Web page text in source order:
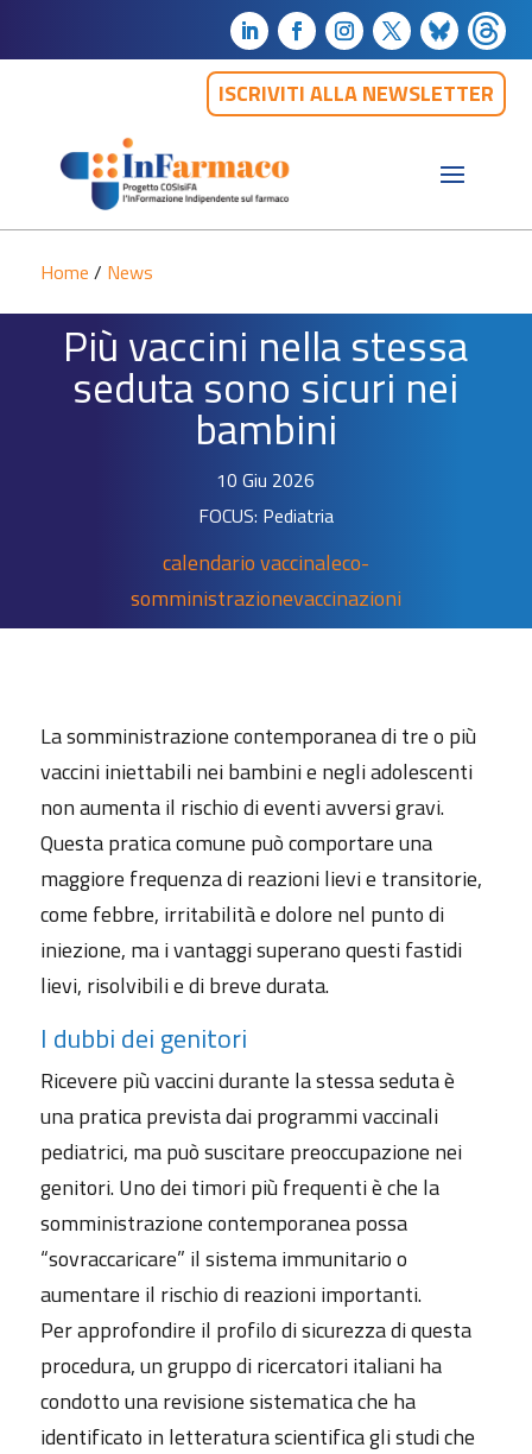
ISCRIVITI ALLA NEWSLETTER
Home / News
Più vaccini nella stessa
seduta sono sicuri nei
bambini
10 Giu 2026
FOCUS: Pediatria
calendario vaccinaleco-
somministrazionevaccinazioni
La somministrazione contemporanea di tre o più
vaccini iniettabili nei bambini e negli adolescenti
non aumenta il rischio di eventi avversi gravi.
Questa pratica comune può comportare una
maggiore frequenza di reazioni lievi e transitorie,
come febbre, irritabilità e dolore nel punto di
iniezione, ma i vantaggi superano questi fastidi
lievi, risolvibili e di breve durata.
I dubbi dei genitori
Ricevere più vaccini durante la stessa seduta è
una pratica prevista dai programmi vaccinali
pediatrici, ma può suscitare preoccupazione nei
genitori. Uno dei timori più frequenti è che la
somministrazione contemporanea possa
“sovraccaricare” il sistema immunitario o
aumentare il rischio di reazioni importanti.
Per approfondire il profilo di sicurezza di questa
procedura, un gruppo di ricercatori italiani ha
condotto una revisione sistematica che ha
identificato in letteratura scientifica gli studi che